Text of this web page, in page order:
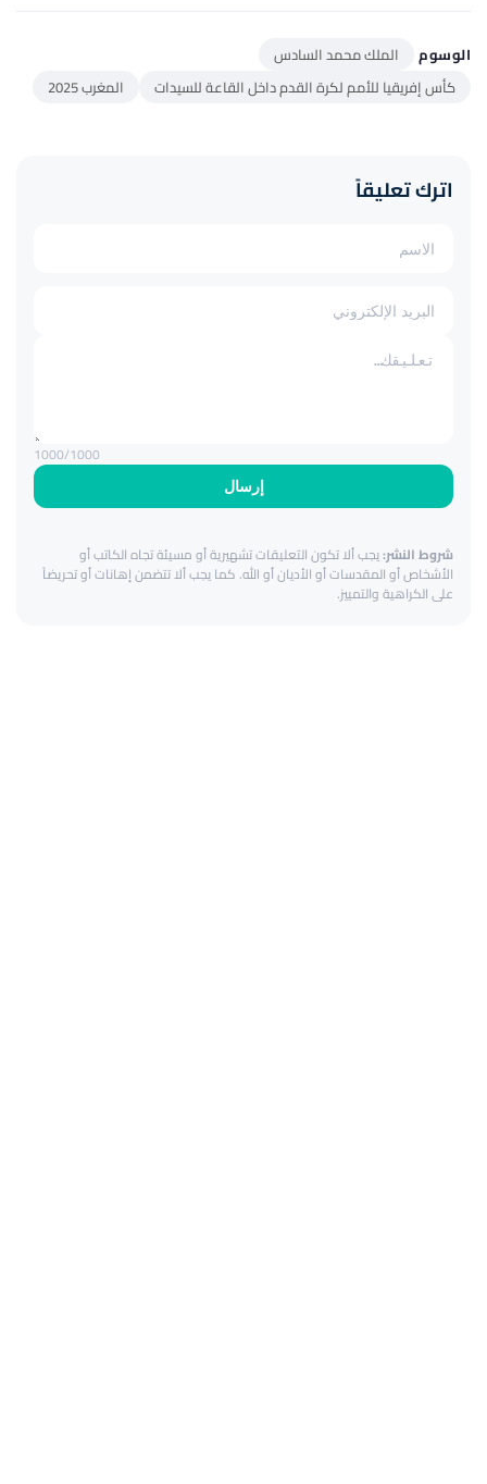
الوسوم
الملك محمد السادس
كأس إفریقیا للأمم لكرة القدم داخل القاعة للسیدات
المغرب 2025
اترك تعليقاً
إرسال
1000/1000
شروط النشر:يجب ألا تكون التعليقات تشهيرية أو مسيئة تجاه الكاتب أو
الأشخاص أو المقدسات أو الأديان أو الله. كما يجب ألا تتضمن إهانات أو تحريضاً
على الكراهية والتمييز.